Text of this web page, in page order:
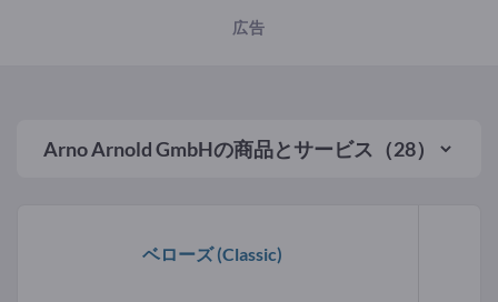
広告
Arno Arnold GmbHの商品とサービス（28）
ベローズ(Classic)